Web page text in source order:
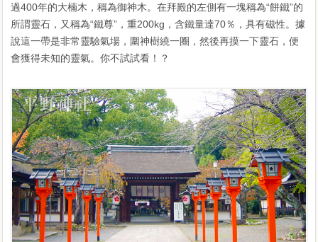
過400年的大楠木，稱為御神木。在拜殿的左側有一塊稱為“餅鐵”的
所謂靈石，又稱為“鐵尊”，重200kg，含鐵量達70％，具有磁性。據
說這一帶是非常靈驗氣場，圍神樹繞一圈，然後再摸一下靈石，便
會獲得未知的靈氣。你不試試看！？